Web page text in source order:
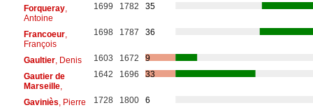
Forqueray,
Antoine
1699 1782 35
Francoeur,
François
1698 1787 36
Gaultier, Denis 1603 1672
9
Gautier de
Marseille,
1642 1696 33
Gaviniès , Pierre 1728 1800
6